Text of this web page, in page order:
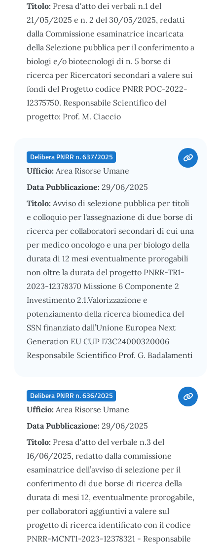
Titolo: Presa d'atto dei verbali n.1 del
21/05/2025 e n. 2 del 30/05/2025, redatti
dalla Commissione esaminatrice incaricata
della Selezione pubblica per il conferimento a
biologi e/o biotecnologi di n. 5 borse di
ricerca per Ricercatori secondari a valere sui
fondi del Progetto codice PNRR POC-2022-
12375750. Responsabile Scientifico del
progetto: Prof. M. Ciaccio
Delibera PNRR n. 637/2025
Ufficio: Area Risorse Umane
Data Pubblicazione: 29/06/2025
Titolo: Avviso di selezione pubblica per titoli
e colloquio per l'assegnazione di due borse di
ricerca per collaboratori secondari di cui una
per medico oncologo e una per biologo della
durata di 12 mesi eventualmente prorogabili
non oltre la durata del progetto PNRR-TR1-
2023-12378370 Missione 6 Componente 2
Investimento 2.1.Valorizzazione e
potenziamento della ricerca biomedica del
SSN finanziato dall’Unione Europea Next
Generation EU CUP I73C24000320006
Responsabile Scientifico Prof. G. Badalamenti
Delibera PNRR n. 636/2025
Ufficio: Area Risorse Umane
Data Pubblicazione: 29/06/2025
Titolo: Presa d'atto del verbale n.3 del
16/06/2025, redatto dalla commissione
esaminatrice dell’avviso di selezione per il
conferimento di due borse di ricerca della
durata di mesi 12, eventualmente prorogabile,
per collaboratori aggiuntivi a valere sul
progetto di ricerca identificato con il codice
PNRR-MCNT1-2023-12378321 - Responsabile